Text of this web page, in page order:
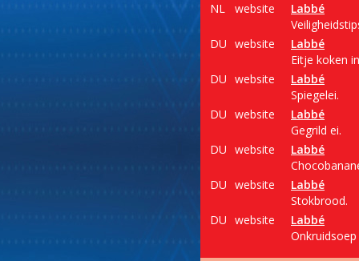
NL
website
Labbé
DU website
Labbé
Eitje koken
DU website
Labbé
Spiegelei.
DU website
Labbé
Gegrild ei.
DU website
Labbé
DU website
Labbé
Stokbrood.
DU website
Labbé